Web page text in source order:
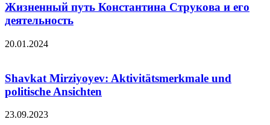
Жизненный путь Константина Струкова и его
деятельность
20.01.2024
Shavkat Mirziyoyev: Aktivitätsmerkmale und
politische Ansichten
23.09.2023